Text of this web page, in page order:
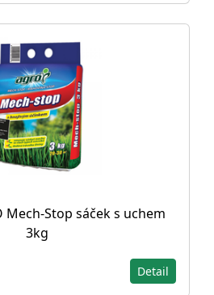
Mech-Stop sáček s uchem
3kg
Detail